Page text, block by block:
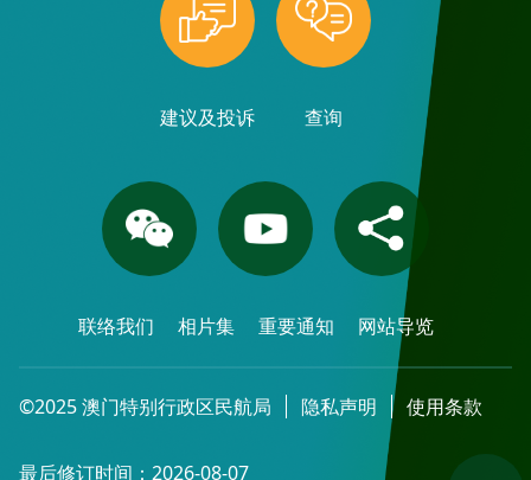
建议及投诉 查询
联络我们 相片集 重要通知 网站导览
©2025 澳门特别行政区民航局 隐私声明 使用条款
最后修订时间：2026-08-07